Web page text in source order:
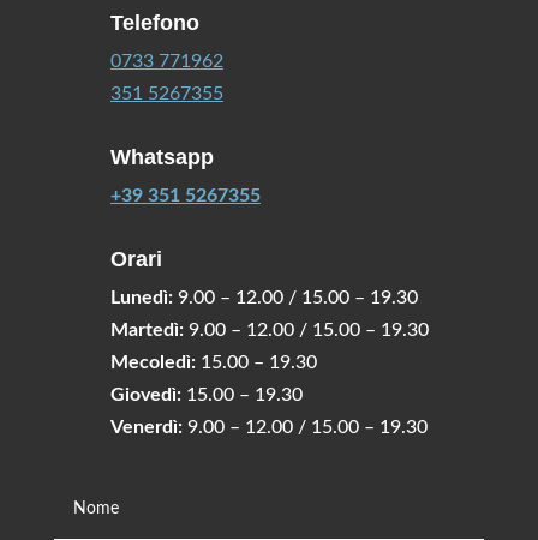
Telefono
0733 771962
351 5267355
Whatsapp
+39 351 5267355
Orari
Lunedì:9.00 – 12.00 / 15.00 – 19.30
Martedì:9.00 – 12.00 / 15.00 – 19.30
Mecoledì:15.00 – 19.30
Giovedì:15.00 – 19.30
Venerdì: 9.00 – 12.00 / 15.00 – 19.30